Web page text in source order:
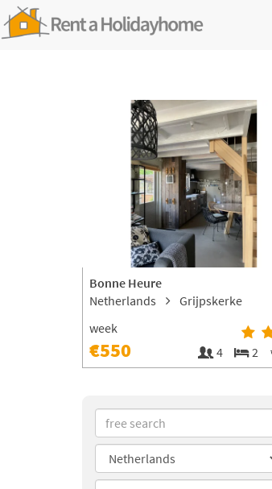
Bonne Heure
Netherlands
Grijpskerke
week
€550 4 2